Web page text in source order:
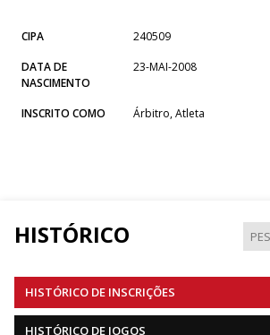
CIPA
240509
DATA DE
NASCIMENTO
23-MAI-2008
INSCRITO COMO Árbitro, Atleta
HISTÓRICO
HISTÓRICO DE INSCRIÇÕES
HISTÓRICO DE JOGOS